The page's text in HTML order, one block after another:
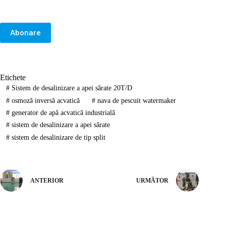
Abonare
Etichete
#Sistem de desalinizare a apei sărate 20T/D
#osmoză inversă acvatică #nava de pescuit watermaker
#generator de apă acvatică industrială
#sistem de desalinizare a apei sărate
#sistem de desalinizare de tip split
ANTERIOR URMĂTOR